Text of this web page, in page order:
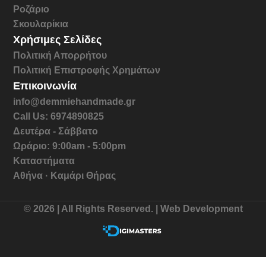
Ροζάριο
Σκουλαρίκια
Χρήσιμες Σελίδες
Πολιτική Απορρήτου
Πολιτική Επιστροφής Χρημάτων
Επικοινωνία
info@demmiehandmade.gr
Call Us: 6974890825
Δευτέρα - Σάββατο
Ωράριο: 9:00am - 5:00pm
Καταστήματα
Αθήνα · Καμάρι Θήρας
© 2026 | All Rights Reserved. | Web Development